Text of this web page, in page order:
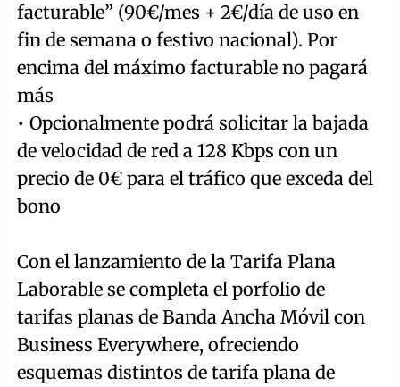
facturable” (90€/mes + 2€/día de uso en
fin de semana o festivo nacional). Por
encima del máximo facturable no pagará
más
• Opcionalmente podrá solicitar la bajada
de velocidad de red a 128 Kbps con un
precio de 0€ para el tráfico que exceda del
bono
Con el lanzamiento de la Tarifa Plana
Laborable se completa el porfolio de
tarifas planas de Banda Ancha Móvil con
Business Everywhere, ofreciendo
esquemas distintos de tarifa plana de